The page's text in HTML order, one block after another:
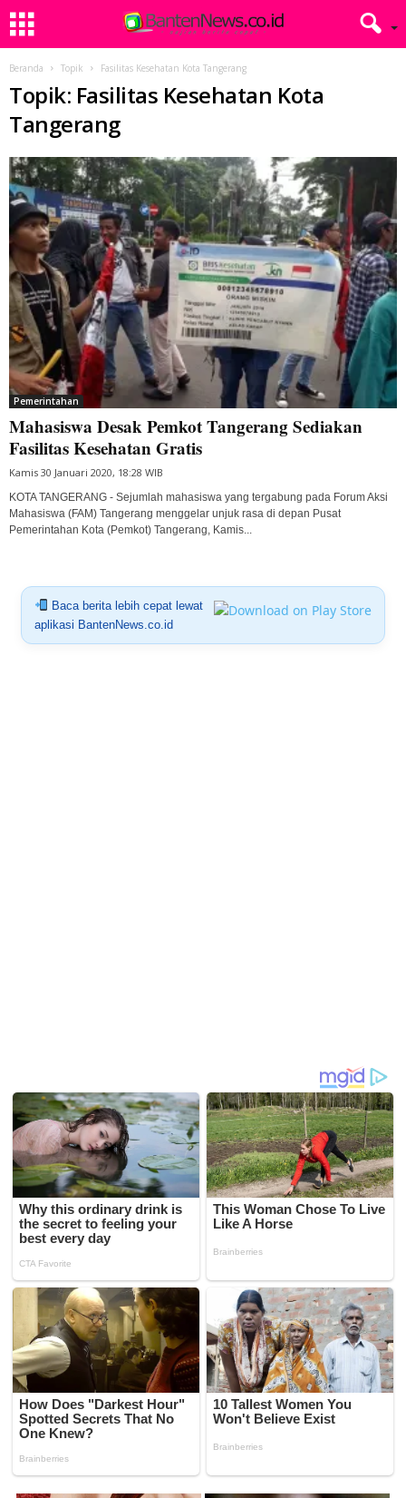
Beranda Topik Fasilitas Kesehatan Kota Tangerang
Topik: Fasilitas Kesehatan Kota
Tangerang
Pemerintahan
Mahasiswa Desak Pemkot Tangerang Sediakan
Fasilitas Kesehatan Gratis
Kamis 30 Januari 2020, 18:28 WIB
KOTA TANGERANG - Sejumlah mahasiswa yang tergabung pada Forum Aksi
Mahasiswa (FAM) Tangerang menggelar unjuk rasa di depan Pusat
Pemerintahan Kota (Pemkot) Tangerang, Kamis...
Baca berita lebih cepat lewat
aplikasi BantenNews.co.id